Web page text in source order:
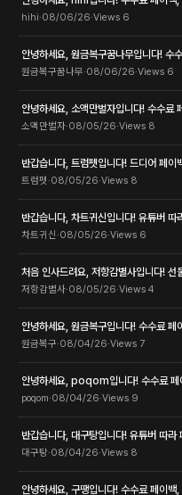
hihi·08/06/26·Views 6
안녕하세요, 원금복구꿈나무입니다! 수
원금복구꿈나무·08/06/26·Views 6
안녕하세요, 소액만벌자입니다! 수수료
소액만벌자·08/05/26·Views 8
반갑습니다, 트럼펫입니다! 드디어 페이
트럼펫 ·08/05/26·Views 8
반갑습니다, 차트귀신입니다! 유튜버
차트귀신 ·08/05/26·Views 6
처음 인사드려요, 저항감별사입니다! 선
저항감별사·08/05/26·Views 4
안녕하세요, 원금복구입니다! 수수료
원금복구·08/04/26·Views 7
안녕하세요, poqom입니다! 수수료 페
poqom·08/04/26·Views 9
반갑습니다, 대구탕입니다! 유튜버 따
대구탕·08/04/26·Views 8
안녕하세요, 구땡입니다! 수수료 페이백